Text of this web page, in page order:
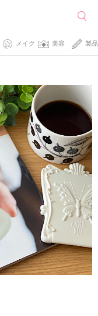
メイク 美容 製品